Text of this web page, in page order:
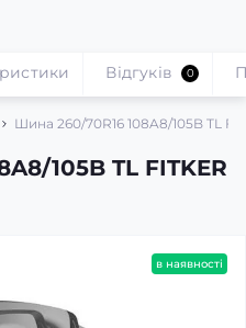
Шина 260/70R16 108A8/105B TL
105B TL FITKER
Відгуків 0
в наявності